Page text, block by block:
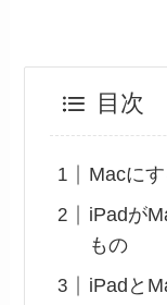
目次
Macに
iPadが
もの
iPadと